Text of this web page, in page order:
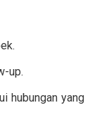
up.
hubungan yang